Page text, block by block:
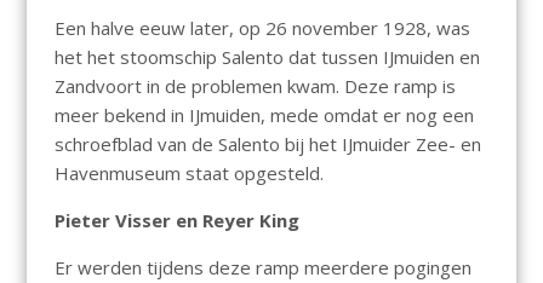
Een halve eeuw later, op 26 november 1928, was
het het stoomschip Salento dat tussen IJmuiden en
Zandvoort in de problemen kwam. Deze ramp is
meer bekend in IJmuiden, mede omdat er nog een
schroefblad van de Salento bij het IJmuider Zee- en
Havenmuseum staat opgesteld.
Pieter Visser en Reyer King
Er werden tijdens deze ramp meerdere pogingen